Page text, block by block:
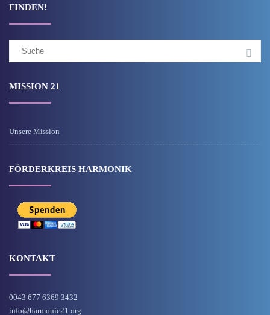
FINDEN!
Suchergebnis
MISSION 21
Unsere Mission
FÖRDERKREIS HARMONIK
KONTAKT
0043 677 6369 3432
info@harmonic21.org